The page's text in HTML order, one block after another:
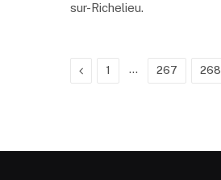
sur-Richelieu.
Previous
1 … 267 268